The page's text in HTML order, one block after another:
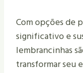
Com opções de
significativo e
lembrancinhas
transformar seu